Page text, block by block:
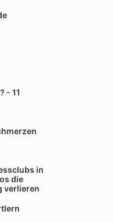
- 11
in
die
verlieren